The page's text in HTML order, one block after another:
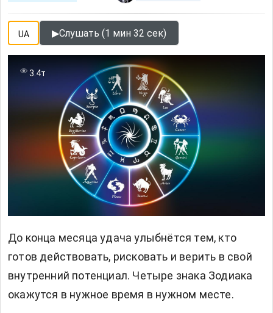
UA ▶Слушать (1 мин 32 сек)
3.4т
До конца месяца удача улыбнётся тем, кто
готов действовать, рисковать и верить в свой
внутренний потенциал. Четыре знака Зодиака
окажутся в нужное время в нужном месте.